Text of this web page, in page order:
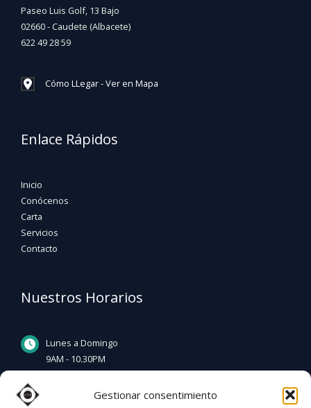
Gestionar consentimiento
Paseo Luis Golf, 13 Bajo
02660 - Caudete (Albacete)
622 49 28 59
Cómo LLegar - Ver en Mapa
Enlace Rápidos
Inicio
Conócenos
Carta
Servicios
Contacto
Nuestros Horarios
Lunes a Domingo
9AM - 10.30PM
Martes Descanso